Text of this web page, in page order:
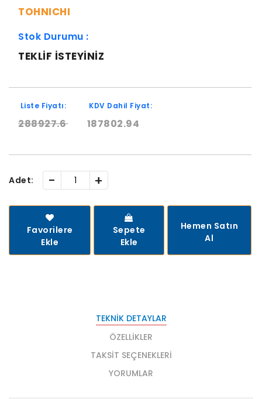
TOHNICHI
Stok Durumu :
TEKLIF ISTEYINIZ
Liste Fiyatı:
288927.6
KDV Dahil Fiyat:
187802.94
Adet: - +
Favorilere
Ekle
Sepete
Ekle
Hemen Satın
Al
TEKNIK DETAYLAR
ÖZELLIKLER
TAKSIT SEÇENEKLERI
YORUMLAR